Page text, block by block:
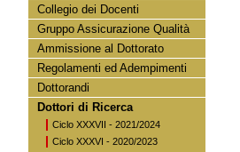
Collegio dei Docenti
Gruppo Assicurazione Qualità
Ammissione al Dottorato
Regolamenti ed Adempimenti
Dottorandi
Dottori di Ricerca
Ciclo XXXVII - 2021/2024
Ciclo XXXVI - 2020/2023